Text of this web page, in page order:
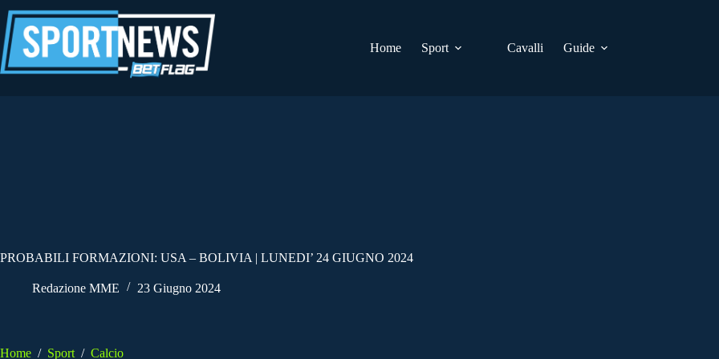
al
contenuto
Home
Sport Cavalli Guide
PROBABILI FORMAZIONI: USA – BOLIVIA | LUNEDI’ 24 GIUGNO 2024
Redazione MME 23 Giugno 2024
Home / Sport / Calcio